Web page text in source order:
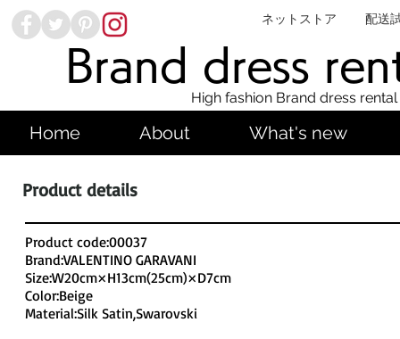
ネットストア 配送
Brand dress
High fashion Brand dress
Home About What's new
Product details
Product code:00037
Brand:VALENTINO GARAVANI
Size:W20cm×H13cm(25cm)×D7cm
Color:Beige
Material:Silk Satin,Swarovski